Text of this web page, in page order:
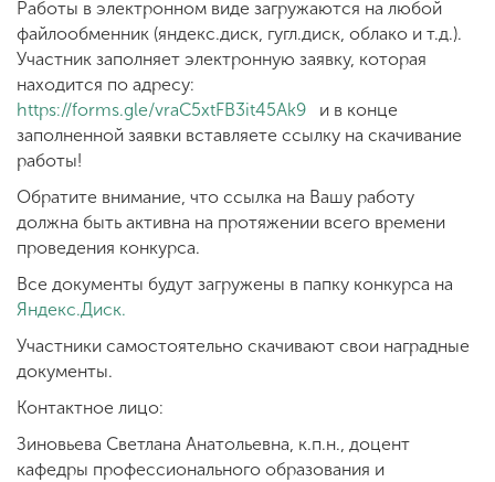
Работы в электронном виде загружаются на любой
файлообменник (яндекс.диск, гугл.диск, облако и т.д.).
Участник заполняет электронную заявку, которая
находится по адресу:
https://forms.gle/vraC5xtFB3it45Ak9
и в конце
заполненной заявки вставляете ссылку на скачивание
работы!
Обратите внимание, что ссылка на Вашу работу
должна быть активна на протяжении всего времени
проведения конкурса.
Все документы будут загружены в папку конкурса на
Яндекс.Диск.
Участники самостоятельно скачивают свои наградные
документы.
Контактное лицо:
Зиновьева Светлана Анатольевна, к.п.н., доцент
кафедры профессионального образования и